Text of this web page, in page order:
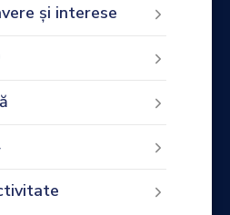
și interese